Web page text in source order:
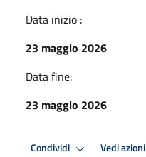
Data inizio :
23 maggio 2026
Data fine:
23 maggio 2026
Condividi Vedi azioni